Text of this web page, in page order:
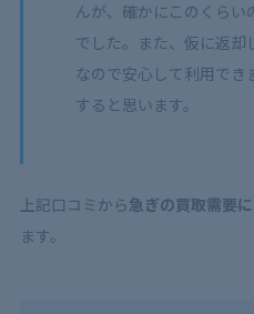
んが、確かにこのくらい
でした。また、仮に返却
なので安心して利用で
すると思います。
上記口コミから急ぎの買取需要
ます。